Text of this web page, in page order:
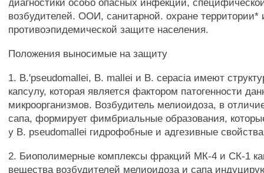
диагностики особо опасных инфекций,
возбудителей. ООИ, санитарной. охране территории*
противоэпидемической защите населения.
Положения выносимые на защиту
1. В.'pseudomallei, В. mallei и В. cepacia имеют
капсулу, которая является фактором патогенности
микроорганизмов. Возбудитель мелиоидоза, в
сапа, формирует фимбриальные образования,
у В. pseudomallei гидрофобные и адгезивные
2. Биополимерные комплексы фракций МК-4 и СК-1
вещества возбудителей мелиоидоза и сапа